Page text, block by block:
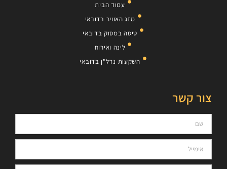
עמוד הבית
מזג האוויר בדובאי
טיסה במסוק בדובאי
לינה ואירוח
השקעות נדל"ן בדובאי
צור קשר